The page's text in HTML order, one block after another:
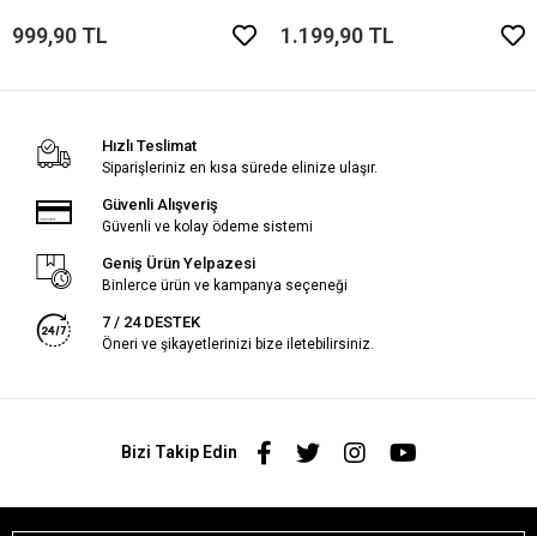
999,90 TL 1.199,90 TL
Hızlı Teslimat
Siparişleriniz en kısa sürede elinize ulaşır.
Güvenli Alışveriş
Güvenli ve kolay ödeme sistemi
Geniş Ürün Yelpazesi
Binlerce ürün ve kampanya seçeneği
7 / 24 DESTEK
Öneri ve şikayetlerinizi bize iletebilirsiniz.
Bizi Takip Edin